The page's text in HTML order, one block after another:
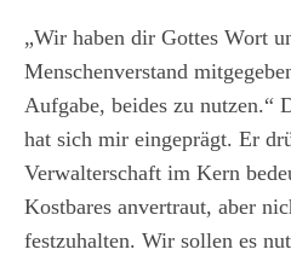
„Wir haben dir Gottes Wort
Menschenverstand
Aufgabe, beides zu nutzen.“
hat sich mir eingeprägt. Er
Verwalterschaft im Kern
Kostbares anvertraut, aber
festzuhalten. Wir sollen es